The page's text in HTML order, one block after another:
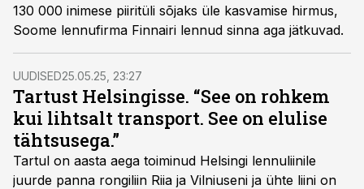
130 000 inimese piiritüli sõjaks üle kasvamise hirmus,
Soome lennufirma Finnairi lennud sinna aga jätkuvad.
UUDISED25.05.25, 23:27
Tartust Helsingisse. “See on rohkem
kui lihtsalt transport. See on elulise
tähtsusega.”
Tartul on aasta aega toiminud Helsingi lennuliinile
juurde panna rongiliin Riia ja Vilniuseni ja ühte liini on